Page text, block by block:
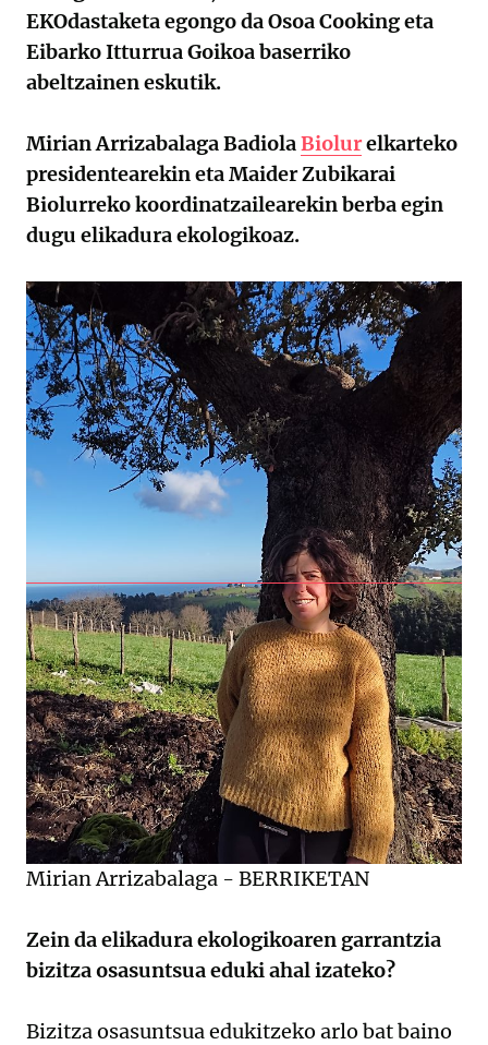
EKOdastaketa egongo da Osoa Cooking eta
Eibarko Itturrua Goikoa baserriko
abeltzainen eskutik.
Mirian Arrizabalaga BadiolaBiolurelkarteko
presidentearekin eta Maider Zubikarai
Biolurreko koordinatzailearekin berba egin
dugu elikadura ekologikoaz.
Mirian Arrizabalaga - BERRIKETAN
Zein da elikadura ekologikoaren garrantzia
bizitza osasuntsua eduki ahal izateko?
Bizitza osasuntsua edukitzeko arlo bat baino